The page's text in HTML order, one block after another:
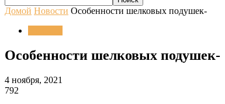
Домой Новости Особенности шелковых подушек-
Особенности шелковых подушек-
4 ноября, 2021
792